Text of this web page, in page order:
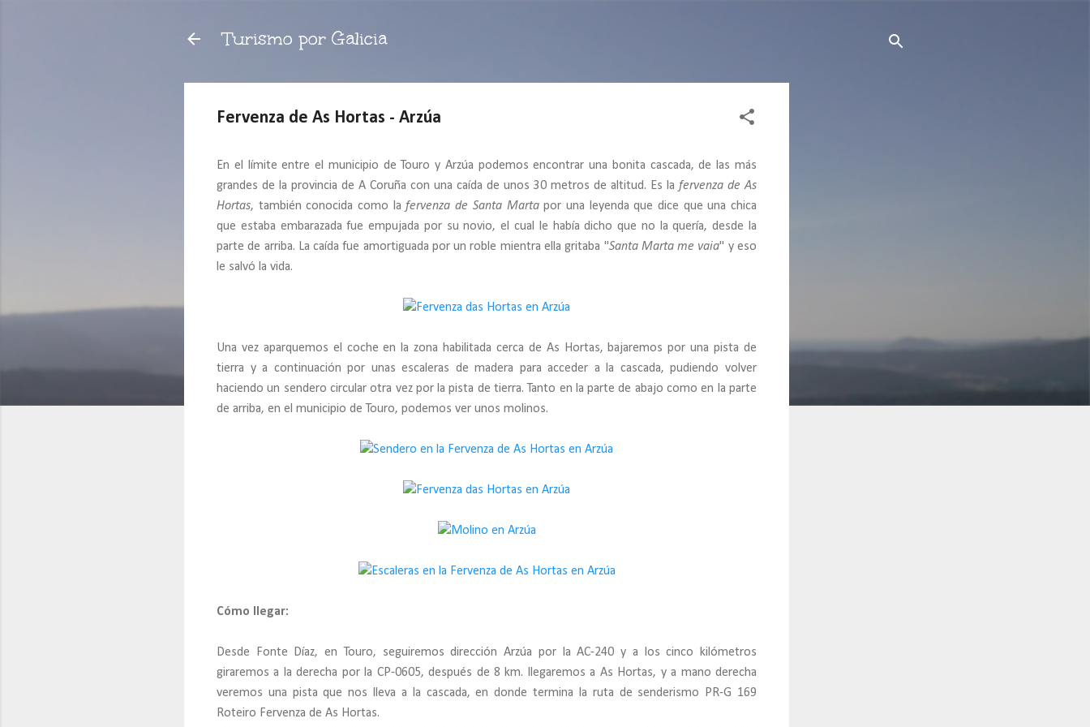
Turismo por Galicia
Fervenza de As Hortas - Arzúa
En el límite entre el municipio de Touro y Arzúa podemos encontrar una bonita cascada, de las más
grandes de la provincia de A Coruña con una caída de unos 30 metros de altitud. Es la fervenza de As
Hortas, también conocida como la fervenza de Santa Martapor una leyenda que dice que una chica
que estaba embarazada fue empujada por su novio, el cual le había dicho que no la quería, desde la
parte de arriba. La caída fue amortiguada por un roble mientra ella gritaba "Santa Marta me vaia" y eso
le salvó la vida.
Una vez aparquemos el coche en la zona habilitada cerca de As Hortas, bajaremos por una pista de
tierra y a continuación por unas escaleras de madera para acceder a la cascada, pudiendo volver
haciendo un sendero circular otra vez por la pista de tierra. Tanto en la parte de abajo como en la parte
de arriba, en el municipio de Touro, podemos ver unos molinos.
Cómo llegar:
Desde Fonte Díaz, en Touro, seguiremos dirección Arzúa por la AC-240 y a los cinco kilómetros
giraremos a la derecha por la CP-0605, después de 8 km. llegaremos a As Hortas, y a mano derecha
veremos una pista que nos lleva a la cascada, en donde termina la ruta de senderismo PR-G 169
Roteiro Fervenza de As Hortas.